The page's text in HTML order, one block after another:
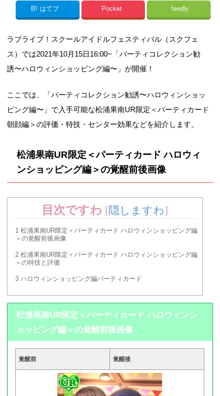
B! はてブ Pocket feedly
ラブライブ！スクールアイドルフェスティバル（スクフェ
ス）では2021年10月15日16:00~「パーティコレクション勧
誘〜ハロウィンショッピング編〜」が開催！
ここでは、「パーティコレクション勧誘〜ハロウィンショッ
ピング編〜」で入手可能な松浦果南UR限定＜パーティカード
朝顔編＞の評価・特技・センター効果などを紹介します。
松浦果南UR限定＜パーティカード ハロウィ
ンショッピング編＞の覚醒前後画像
目次ですわ [隠しますわ]
1 松浦果南UR限定＜パーティカード ハロウィンショッピング編
＞の覚醒前後画像
2 松浦果南UR限定＜パーティカード ハロウィンショッピング編
＞の特技と評価
3 ハロウィンショッピング編パーティカード
松浦果南UR限定＜パーティカード ハロウィンシ
ョッピング編＞の覚醒前後画像
覚醒前 覚醒後